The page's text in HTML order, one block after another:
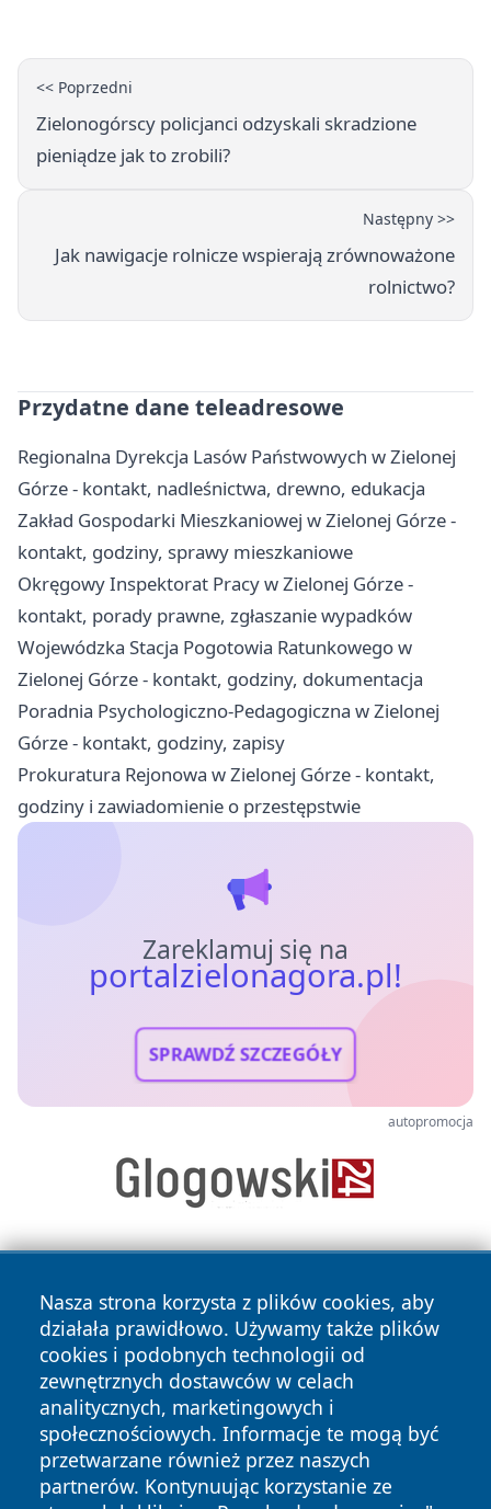
<< Poprzedni
Zielonogórscy policjanci odzyskali skradzione
pieniądze jak to zrobili?
Następny >>
Jak nawigacje rolnicze wspierają zrównoważone
rolnictwo?
Przydatne dane teleadresowe
Regionalna Dyrekcja Lasów Państwowych w Zielonej
Górze - kontakt, nadleśnictwa, drewno, edukacja
Zakład Gospodarki Mieszkaniowej w Zielonej Górze -
kontakt, godziny, sprawy mieszkaniowe
Okręgowy Inspektorat Pracy w Zielonej Górze -
kontakt, porady prawne, zgłaszanie wypadków
Wojewódzka Stacja Pogotowia Ratunkowego w
Zielonej Górze - kontakt, godziny, dokumentacja
Poradnia Psychologiczno-Pedagogiczna w Zielonej
Górze - kontakt, godziny, zapisy
Prokuratura Rejonowa w Zielonej Górze - kontakt,
godziny i zawiadomienie o przestępstwie
Zareklamuj się na
portalzielonagora.pl!
SPRAWDŹ SZCZEGÓŁY
autopromocja
Nasza strona korzysta z plików cookies, aby
działała prawidłowo. Używamy także plików
cookies i podobnych technologii od
zewnętrznych dostawców w celach
analitycznych, marketingowych i
społecznościowych. Informacje te mogą być
przetwarzane również przez naszych
partnerów. Kontynuując korzystanie ze
Copyright © 2026 portalzielonagora.pl Wszystkie prawa
zastrzeżone.
News Autorzy
Polityka
Polityka